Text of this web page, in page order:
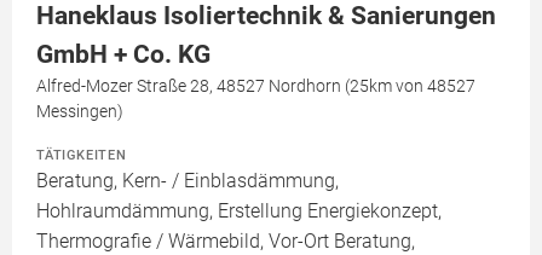
Haneklaus Isoliertechnik & Sanierungen
GmbH + Co. KG
Alfred-Mozer Straße 28, 48527 Nordhorn (25km von 48527
Messingen)
TÄTIGKEITEN
Beratung, Kern- / Einblasdämmung,
Hohlraumdämmung, Erstellung Energiekonzept,
Thermografie / Wärmebild, Vor-Ort Beratung,